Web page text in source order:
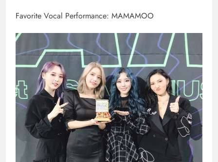
Favorite Vocal Performance: MAMAMOO